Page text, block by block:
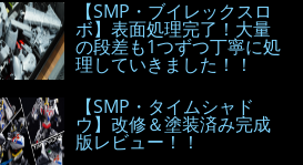
【SMP・ブイレックスロ
ボ】表面処理完了！大量
の段差も1つずつ丁寧に処
理していきました！！
【SMP・タイムシャド
ウ】改修＆塗装済み完成
版レビュー！！